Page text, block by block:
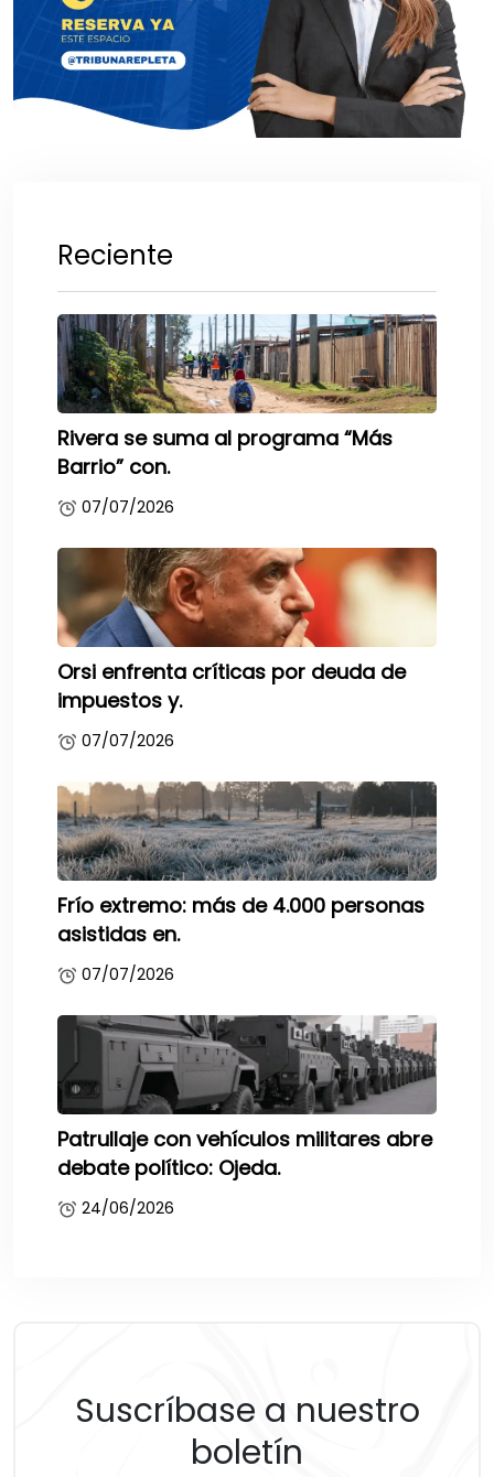
Reciente
Rivera se suma al programa “Más
Barrio” con.
07/07/2026
Orsi enfrenta críticas por deuda de
impuestos y.
07/07/2026
Frío extremo: más de 4.000 personas
asistidas en.
07/07/2026
Patrullaje con vehículos militares abre
debate político: Ojeda.
24/06/2026
Suscríbase a nuestro
boletín